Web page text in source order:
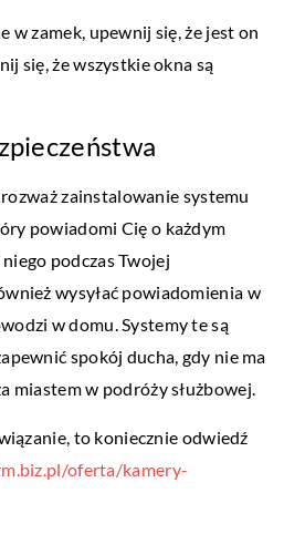
w zamek, upewnij się, że jest on
się, że wszystkie okna są
rozważ zainstalowanie systemu
powiadomi Cię o każdym
podczas Twojej
wysyłać powiadomienia w
w domu. Systemy te są
spokój ducha, gdy nie ma
miastem w podróży służbowej.
to koniecznie odwiedź
oferta/kamery-